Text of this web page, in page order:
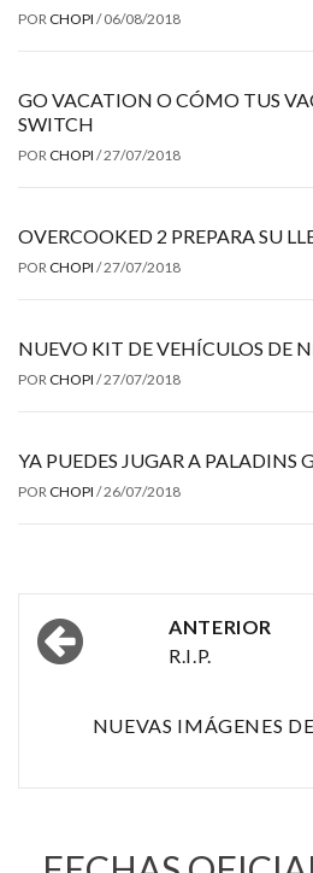
POR CHOPI / 06/08/2018
GO VACATION O CÓMO TUS
SWITCH
POR CHOPI /27/07/2018
OVERCOOKED 2 PREPARA SU
POR CHOPI /27/07/2018
NUEVO KIT DE VEHÍCULOS DE
POR CHOPI /27/07/2018
YA PUEDES JUGAR A PALADINS
POR CHOPI /26/07/2018
Navegación
por
entradas
ANTERIOR
R.I.P.
NUEVAS IMÁGENES